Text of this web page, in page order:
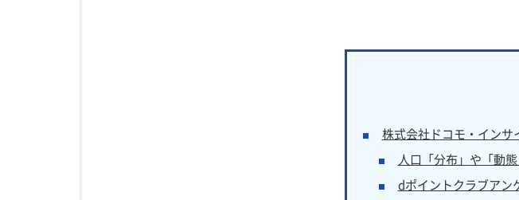
株式会社ドコモ・イン
人口「分布」や「動
dポイントクラブアン